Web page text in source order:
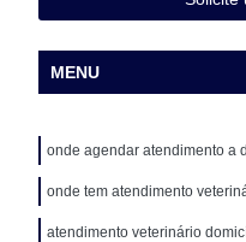
MENU
onde agendar atendimento a
onde tem atendimento
atendimento veterinário